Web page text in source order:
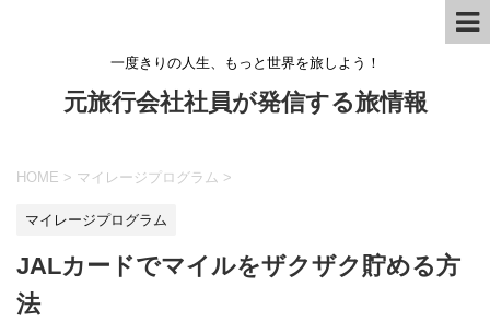
一度きりの人生、もっと世界を旅しよう！
元旅行会社社員が発信する旅情報
HOME > マイレージプログラム >
マイレージプログラム
JALカードでマイルをザクザク貯める方
法